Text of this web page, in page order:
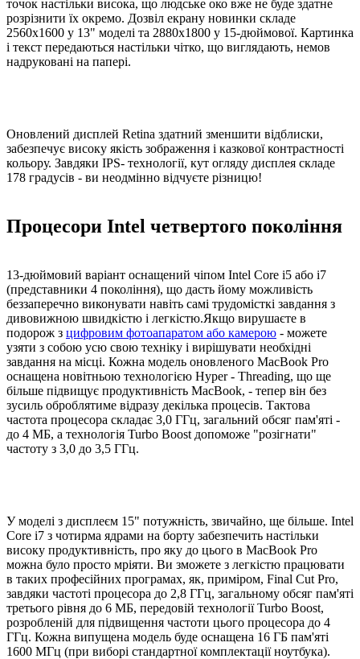
точок настільки висока, що людське око вже не буде здатне
розрізнити їх окремо. Дозвіл екрану новинки складе
2560x1600 у 13" моделі та 2880x1800 у 15-дюймової. Картинка
і текст передаються настільки чітко, що виглядають, немов
надруковані на папері.
Оновлений дисплей Retina здатний зменшити відблиски,
забезпечує високу якість зображення і казкової контрастності
кольору. Завдяки IPS- технології, кут огляду дисплея складе
178 градусів - ви неодмінно відчуєте різницю!
Процесори Intel четвертого покоління
13-дюймовий варіант оснащений чіпом Intel Core i5 або i7
(представники 4 покоління), що дасть йому можливість
беззаперечно виконувати навіть самі трудомісткі завдання з
дивовижною швидкістю і легкістю.Якщо вирушаєте в
подорож з цифровим фотоапаратом або камерою - можете
узяти з собою усю свою техніку і вирішувати необхідні
завдання на місці. Кожна модель оновленого MacBook Pro
оснащена новітньою технологією Hyper - Threading, що ще
більше підвищує продуктивність MacBook, - тепер він без
зусиль оброблятиме відразу декілька процесів. Тактова
частота процесора складає 3,0 ГГц, загальний обсяг пам'яті -
до 4 МБ, а технологія Turbo Boost допоможе "розігнати"
частоту з 3,0 до 3,5 ГГц.
У моделі з дисплеєм 15" потужність, звичайно, ще більше. Intel
Core i7 з чотирма ядрами на борту забезпечить настільки
високу продуктивність, про яку до цього в MacBook Pro
можна було просто мріяти. Ви зможете з легкістю працювати
в таких професійних програмах, як, приміром, Final Cut Pro,
завдяки частоті процесора до 2,8 ГГц, загальному обсяг пам'яті
третього рівня до 6 МБ, передовій технології Turbo Boost,
розробленій для підвищення частоти цього процесора до 4
ГГц. Кожна випущена модель буде оснащена 16 ГБ пам'яті
1600 МГц (при виборі стандартної комплектації ноутбука).